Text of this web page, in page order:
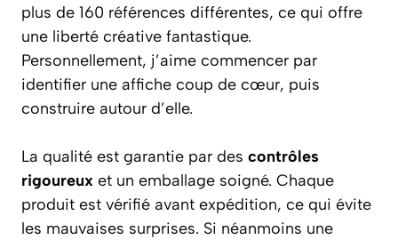
plus de 160 références différentes, ce qui offre
une liberté créative fantastique.
Personnellement, j’aime commencer par
identifier une affiche coup de cœur, puis
construire autour d’elle.
La qualité est garantie par des contrôles
rigoureux et un emballage soigné. Chaque
produit est vérifié avant expédition, ce qui évite
les mauvaises surprises. Si néanmoins une